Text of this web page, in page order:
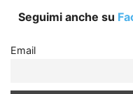
Seguimi anche su
Email